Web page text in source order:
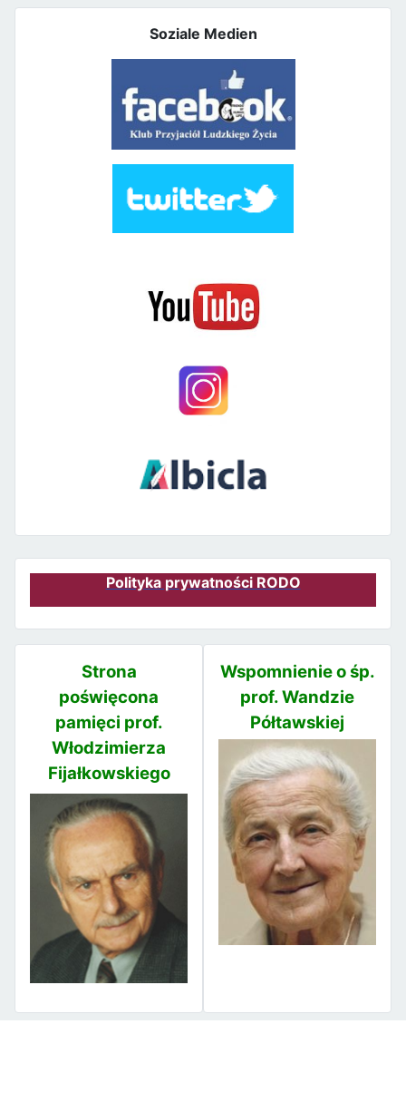
Soziale Medien
Polityka prywatności RODO
Strona
poświęcona
pamięci prof.
Włodzimierza
Fijałkowskiego
Wspomnienie o śp.
prof. Wandzie
Półtawskiej